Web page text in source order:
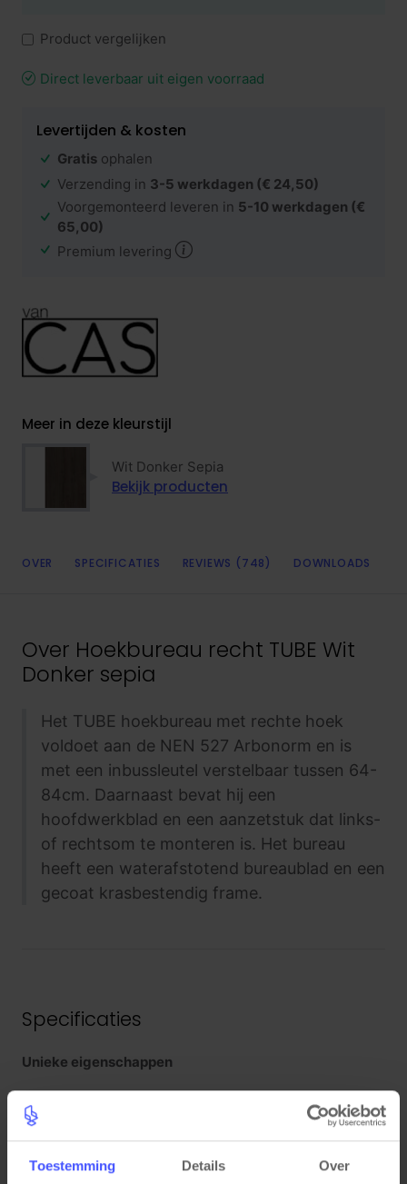
Toestemming Details Over
Product vergelijken
Direct leverbaar uit eigen voorraad
Levertijden & kosten
Gratis ophalen
Verzending in 3-5 werkdagen (€ 24,50)
Voorgemonteerd leveren in 5-10 werkdagen (€
65,00)
Premium levering
Meer in deze kleurstijl
Wit Donker Sepia
Bekijk producten
OVER SPECIFICATIES REVIEWS (748) DOWNLOADS
Over Hoekbureau recht TUBE Wit
Donker sepia
Het TUBE hoekbureau met rechte hoek
voldoet aan de NEN 527 Arbonorm en is
met een inbussleutel verstelbaar tussen 64-
84cm. Daarnaast bevat hij een
hoofdwerkblad en een aanzetstuk dat links-
of rechtsom te monteren is. Het bureau
heeft een waterafstotend bureaublad en een
gecoat krasbestendig frame.
Specificaties
Unieke eigenschappen
Arbonorm NEN 527